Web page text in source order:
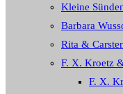
Kleine
Barbara
Rita &
F. X. Kroetz
F. X.